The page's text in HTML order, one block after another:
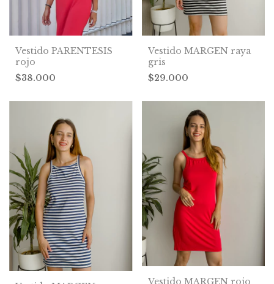
Vestido PARENTESIS
rojo
$38.000
Vestido MARGEN raya
gris
$29.000
Vestido MARGEN rojo